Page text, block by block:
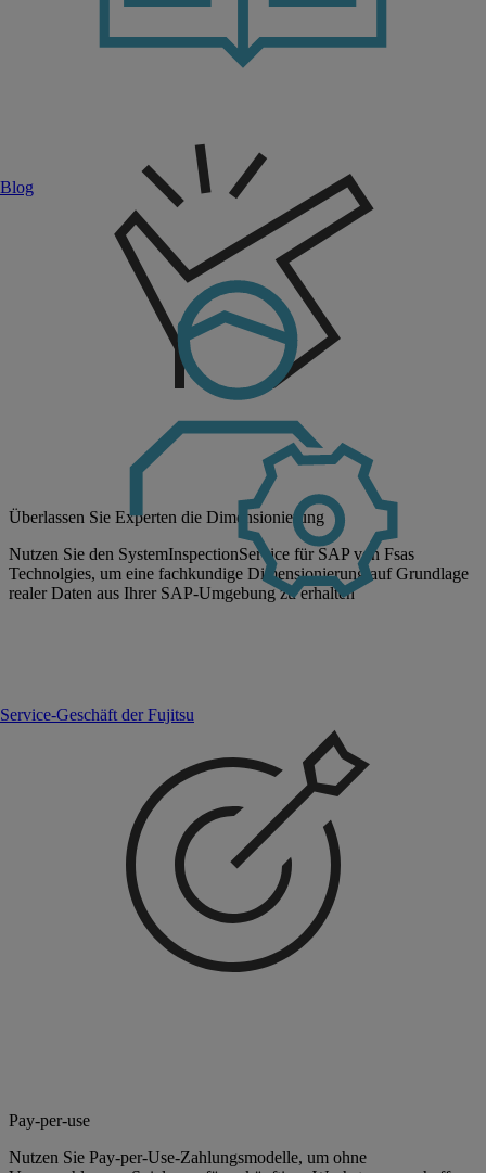
Blog
Service-Geschäft der Fujitsu
Überlassen Sie Experten die Dimensionierung
Nutzen Sie den SystemInspectionService für SAP von Fsas
Technolgies, um eine fachkundige Dimensionierung auf Grundlage
realer Daten aus Ihrer SAP-Umgebung zu erhalten
Pay-per-use
Nutzen Sie Pay-per-Use-Zahlungsmodelle, um ohne